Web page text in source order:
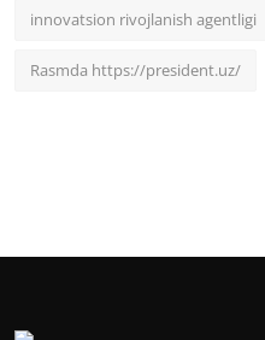
innovatsion rivojlanish agentligi
Rasmda https://president.uz/